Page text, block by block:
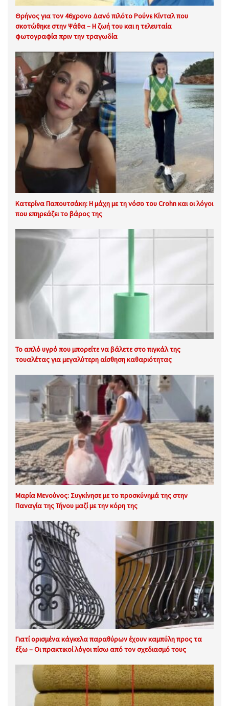
Θρήνος για τον 46χρονο Δανό πιλότο Ρούνε Κίνταλ που
σκοτώθηκε στην Ψάθα – Η ζωή του και η τελευταία
φωτογραφία πριν την τραγωδία
Κατερίνα Παπουτσάκη: Η μάχη με τη νόσο του Crohn και οι λόγοι
που επηρεάζει το βάρος της
Το απλό υγρό που μπορείτε να βάλετε στο πιγκάλ της
τουαλέτας για μεγαλύτερη αίσθηση καθαριότητας
Μαρία Μενούνος: Συγκίνησε με το προσκύνημά της στην
Παναγία της Τήνου μαζί με την κόρη της
Γιατί ορισμένα κάγκελα παραθύρων έχουν καμπύλη προς τα
έξω – Οι πρακτικοί λόγοι πίσω από τον σχεδιασμό τους